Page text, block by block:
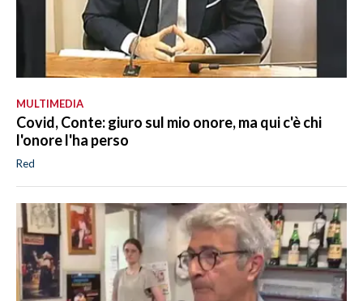
MULTIMEDIA
Covid, Conte: giuro sul mio onore, ma qui c'è chi
l'onore l'ha perso
Red